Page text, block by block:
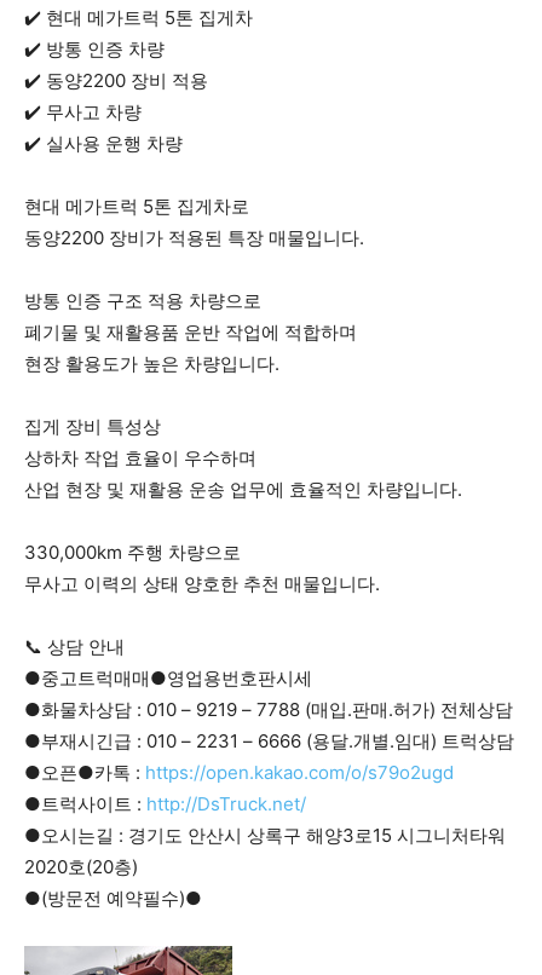
✔️ 현대 메가트럭 5톤 집게차
✔️ 방통 인증 차량
✔️ 동양2200 장비 적용
✔️ 무사고 차량
✔️ 실사용 운행 차량
현대 메가트럭 5톤 집게차로
동양2200 장비가 적용된 특장 매물입니다.
방통 인증 구조 적용 차량으로
폐기물 및 재활용품 운반 작업에 적합하며
현장 활용도가 높은 차량입니다.
집게 장비 특성상
상하차 작업 효율이 우수하며
산업 현장 및 재활용 운송 업무에 효율적인 차량입니다.
330,000km 주행 차량으로
무사고 이력의 상태 양호한 추천 매물입니다.
📞 상담 안내
●중고트럭매매●영업용번호판시세
●화물차상담 : 010 – 9219 – 7788 (매입.판매.허가) 전체상담
●부재시긴급 : 010 – 2231 – 6666 (용달.개별.임대) 트럭상담
●오픈●카톡 : https://open.kakao.com/o/s79o2ugd
●트럭사이트 : http://DsTruck.net/
●오시는길 : 경기도 안산시 상록구 해양3로15 시그니처타워
2020호(20층)
●(방문전 예약필수)●